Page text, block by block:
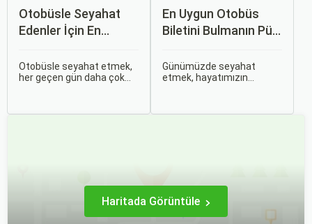
Otobüsle Seyahat
Edenler İçin En
İpuçları
Otobüsle seyahat etmek,
her geçen gün daha çok
En Uygun Otobüs
Biletini Bulmanın Püf
Sorgulamax.com
İpuçları
Günümüzde seyahat
etmek, hayatımızın
Haritada Görüntüle